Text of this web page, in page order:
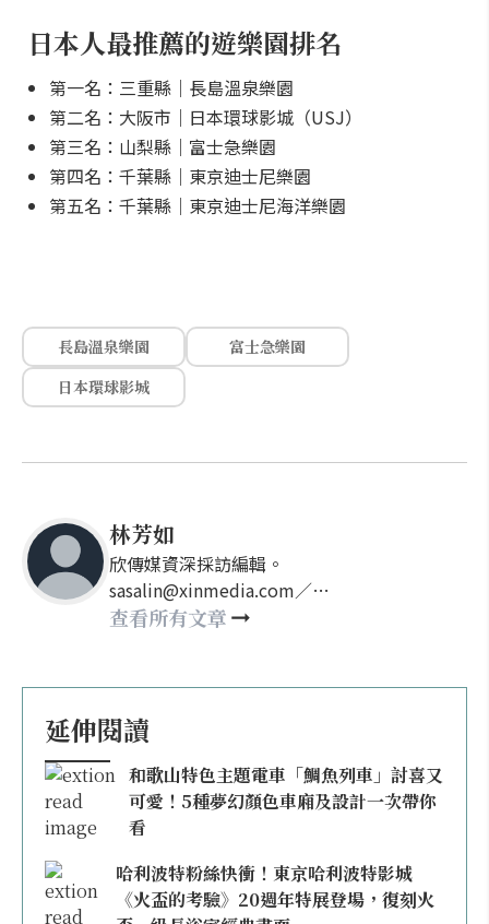
日本人最推薦的遊樂園排名
第一名：三重縣｜長島溫泉樂園
第二名：大阪市｜日本環球影城（USJ）
第三名：山梨縣｜富士急樂園
第四名：千葉縣｜東京迪士尼樂園
第五名：千葉縣｜東京迪士尼海洋樂園
長島溫泉樂園
富士急樂園
日本環球影城
林芳如
欣傳媒資深採訪編輯。
sasalin@xinmedia.com／
happy21917@gmail.com
查看所有文章
延伸閱讀
和歌山特色主題電車「鯛魚列車」討喜又
可愛！5種夢幻顏色車廂及設計一次帶你
看
哈利波特粉絲快衝！東京哈利波特影城
《火盃的考驗》20週年特展登場，復刻火